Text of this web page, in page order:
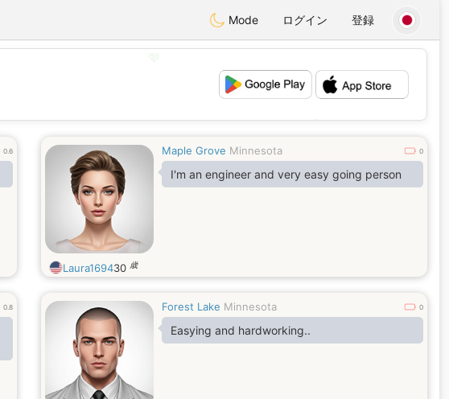
Mode ログイン 登録
💕
0.6 Maple Grove Minnesota 0
I'm an engineer and very easy going person
Laura169430 歳
0.8 Forest Lake Minnesota 0
Easying and hardworking..